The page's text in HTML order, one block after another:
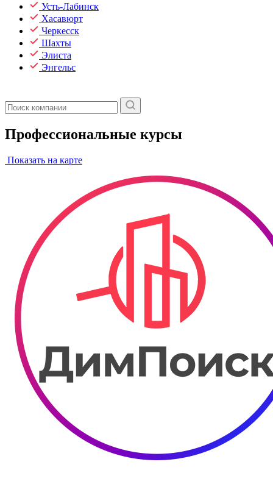
Усть-Лабинск
Хасавюрт
Черкесск
Шахты
Элиста
Энгельс
Профессиональные курсы
Показать на карте